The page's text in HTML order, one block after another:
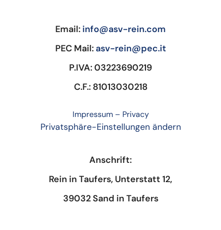
Email: info@asv-rein.com
PEC Mail: asv-rein@pec.it
P.IVA: 03223690219
C.F.: 81013030218
Impressum– Privacy
Privatsphäre-Einstellungen ändern
Anschrift:
Rein in Taufers, Unterstatt 12,
39032 Sand in Taufers